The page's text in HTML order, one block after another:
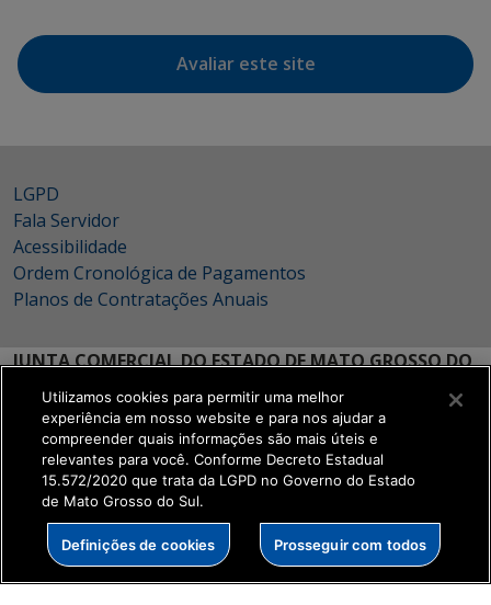
Avaliar este site
LGPD
Fala Servidor
Acessibilidade
Ordem Cronológica de Pagamentos
Planos de Contratações Anuais
JUNTA COMERCIAL DO ESTADO DE MATO GROSSO DO
SUL
Rua Dr. Arthur Jorge 1376
Monte Castelo - Campo Grande | MS
CEP: 79010-210
MAPA
Utilizamos cookies para permitir uma melhor
experiência em nosso website e para nos ajudar a
compreender quais informações são mais úteis e
relevantes para você. Conforme Decreto Estadual
15.572/2020 que trata da LGPD no Governo do Estado
de Mato Grosso do Sul.
Definições de cookies Prosseguir com todos